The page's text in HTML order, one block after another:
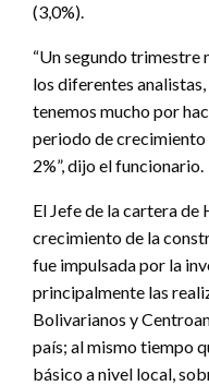
(3,0%).
“Un segundo trimestre
los diferentes
tenemos mucho por
periodo de
2%”, dijo el funcionario.
El Jefe de la cartera de
crecimiento de la
fue impulsada por la
principalmente las
Bolivarianos y
país; al mismo tiempo
básico a nivel local,